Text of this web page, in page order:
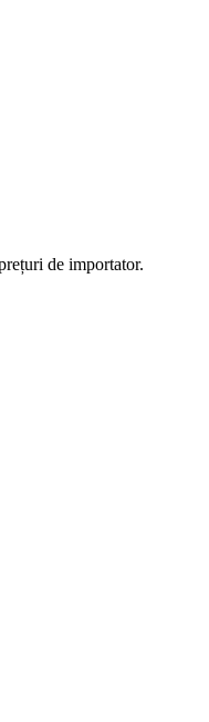
de importator.